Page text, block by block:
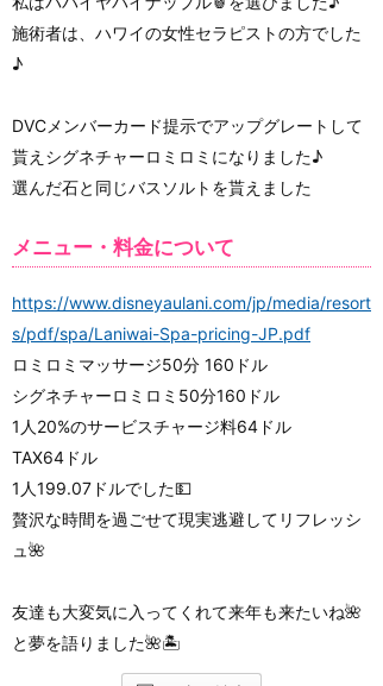
施術者は、ハワイの女性セラピストの方でした
♪
DVCメンバーカード提示でアップグレートして
貰えシグネチャーロミロミになりました♪
選んだ石と同じバスソルトを貰えました
メニュー・料金について
https://www.disneyaulani.com/jp/media/resort
s/pdf/spa/Laniwai-Spa-pricing-JP.pdf
ロミロミマッサージ50分 160ドル
シグネチャーロミロミ50分160ドル
1人20%のサービスチャージ料64ドル
TAX64ドル
1人199.07ドルでした💵
贅沢な時間を過ごせて現実逃避してリフレッシ
ュ🌺
友達も大変気に入ってくれて来年も来たいね🌺
と夢を語りました🌺🏝